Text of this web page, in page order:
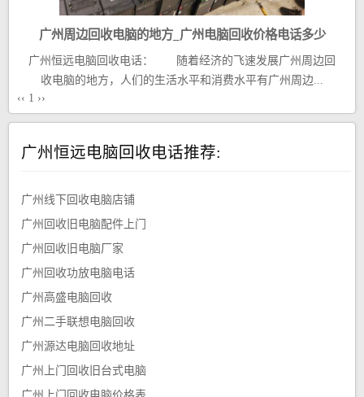
广州周边回收电脑的地方_广州电脑回收价格电话多少
广州恒远电脑回收电话： 随着经济的飞速发展广州周边回
收电脑的地方，人们的生活水平和消费水平有广州周边...
‹‹ 1 ››
广州恒远电脑回收电话推荐:
广州线下回收电脑店铺
广州回收旧电脑配件上门
广州回收旧电脑厂家
广州回收功放电脑电话
广州高盛电脑回收
广州二手联想电脑回收
广州源达电脑回收地址
广州上门回收旧台式电脑